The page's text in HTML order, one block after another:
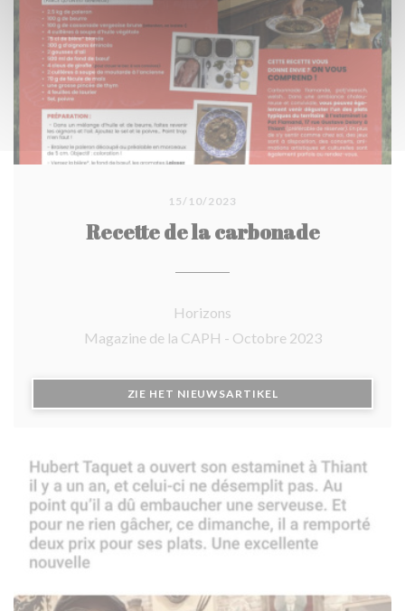
15/10/2023
Recette de la carbonade
Horizons
Magazine de la CAPH - Octobre 2023
ZIE HET NIEUWSARTIKEL((OPENT IN EEN